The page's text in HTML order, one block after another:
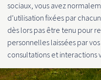
sociaux, vous avez
d’utilisation fixées par
dès lors pas être tenu pour
personnelles laissées par
consultations et interactions